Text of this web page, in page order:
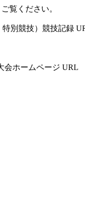
覧ください。
別競技）競技記録
ホームページ URL